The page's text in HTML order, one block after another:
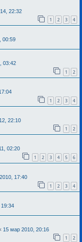
22:32
1 2 3 4
00:59
03:42
1 2
1 2 3 4
22:10
1 2
02:20
1 2 3 4 5 6
17:40
1 2 3 4
19:34
15 мар 2010, 20:16
1 2